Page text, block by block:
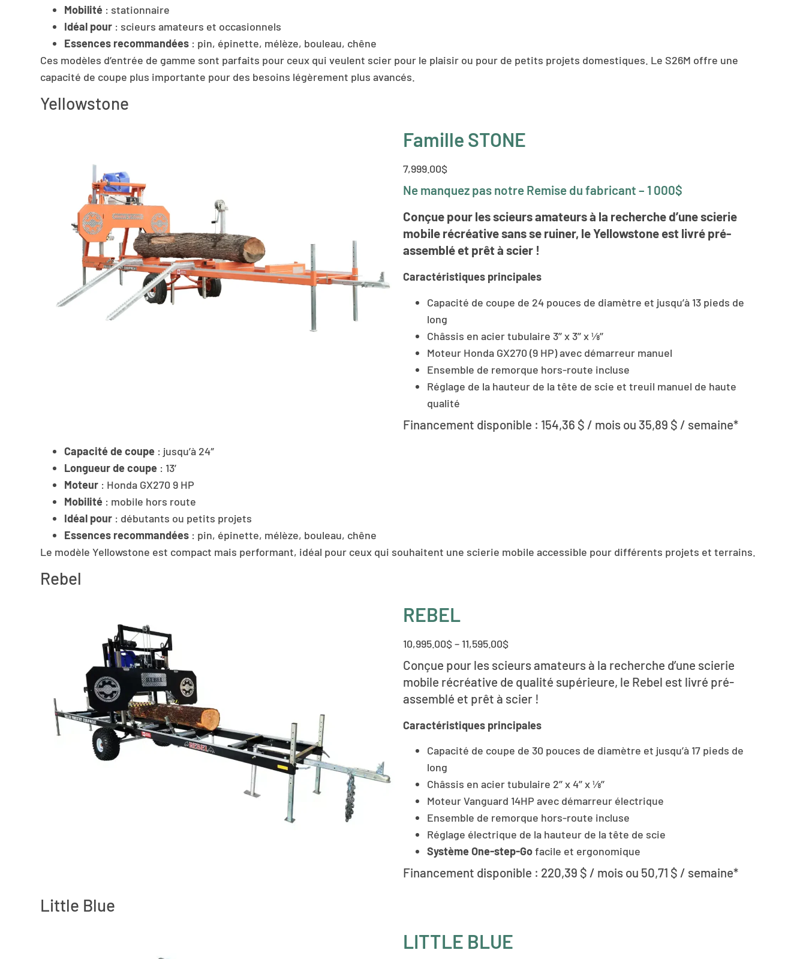
Mobilité : stationnaire
Idéal pour : scieurs amateurs et occasionnels
Essences recommandées : pin, épinette, mélèze, bouleau, chêne
Ces modèles d’entrée de gamme sont parfaits pour ceux qui veulent scier pour le plaisir ou pour de petits projets domestiques. Le S26M offre une
capacité de coupe plus importante pour des besoins légèrement plus avancés.
Yellowstone
Famille STONE
7,999.00$
Ne manquez pas notre Remise du fabricant – 1 000$
Conçue pour les scieurs amateurs à la recherche d’une scierie
mobile récréative sans se ruiner, le Yellowstone est livré pré-
assemblé et prêt à scier !
Caractéristiques principales
Capacité de coupe de 24 pouces de diamètre et jusqu’à 13 pieds de
long
Châssis en acier tubulaire 3’’ x 3’’ x ⅛’’
Moteur Honda GX270 (9 HP) avec démarreur manuel
Ensemble de remorque hors-route incluse
Réglage de la hauteur de la tête de scie et treuil manuel de haute
qualité
Financement disponible : 154,36 $ / mois ou 35,89 $ / semaine*
Capacité de coupe : jusqu’à 24″
Longueur de coupe : 13’
Moteur : Honda GX270 9 HP
Mobilité : mobile hors route
Idéal pour : débutants ou petits projets
Essences recommandées : pin, épinette, mélèze, bouleau, chêne
Le modèle Yellowstone est compact mais performant, idéal pour ceux qui souhaitent une scierie mobile accessible pour différents projets et terrains.
Rebel
REBEL
10,995.00$– 11,595.00$
Conçue pour les scieurs amateurs à la recherche d’une scierie
mobile récréative de qualité supérieure, le Rebel est livré pré-
assemblé et prêt à scier !
Caractéristiques principales
Capacité de coupe de 30 pouces de diamètre et jusqu’à 17 pieds de
long
Châssis en acier tubulaire 2’’ x 4’’ x ⅛’’
Moteur Vanguard 14HP avec démarreur électrique
Ensemble de remorque hors-route incluse
Réglage électrique de la hauteur de la tête de scie
Système One-step-Gofacile et ergonomique
Financement disponible : 220,39 $ / mois ou 50,71 $ / semaine*
Little Blue
LITTLE BLUE